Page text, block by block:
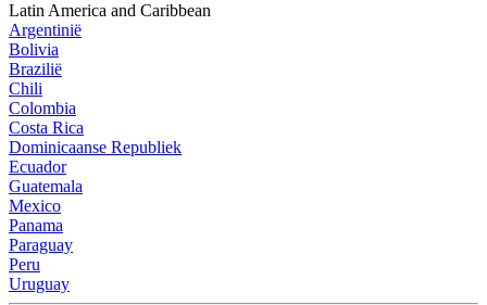
Latin America and Caribbean
Argentinië
Bolivia
Brazilië
Chili
Colombia
Costa Rica
Dominicaanse Republiek
Ecuador
Guatemala
Mexico
Panama
Paraguay
Peru
Uruguay